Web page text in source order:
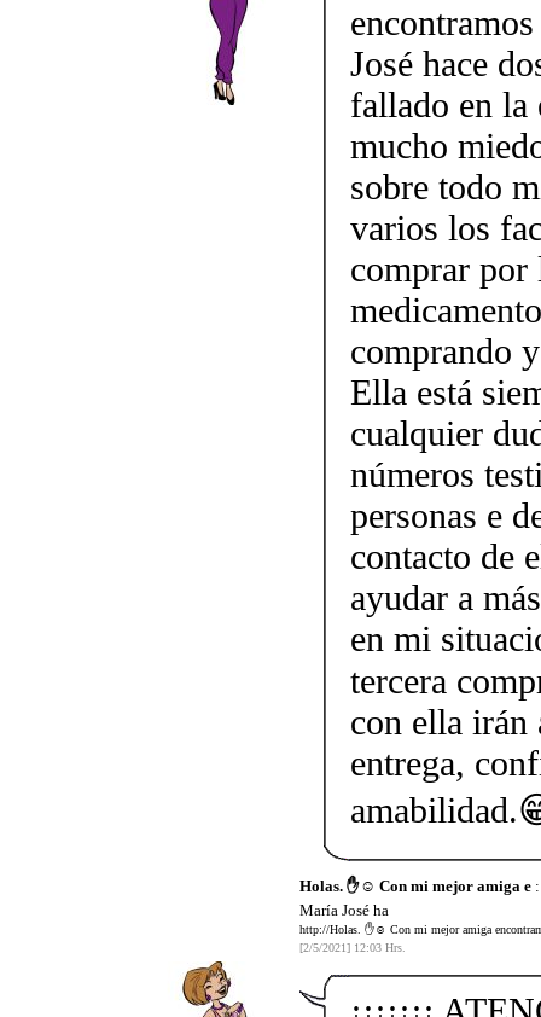
José hace
fallado en la
mucho
sobre todo
varios los
comprar por
comprando
Ella está
cualquier
números
personas e
contacto de
ayudar a
en mi
tercera
con ella irán
entrega,
Holas. ✋☺️ Con mi mejor amiga e
María José ha
http://Holas. ✋☺️ Con mi mejor amiga
[2/5/2021] 12:03 Hrs.